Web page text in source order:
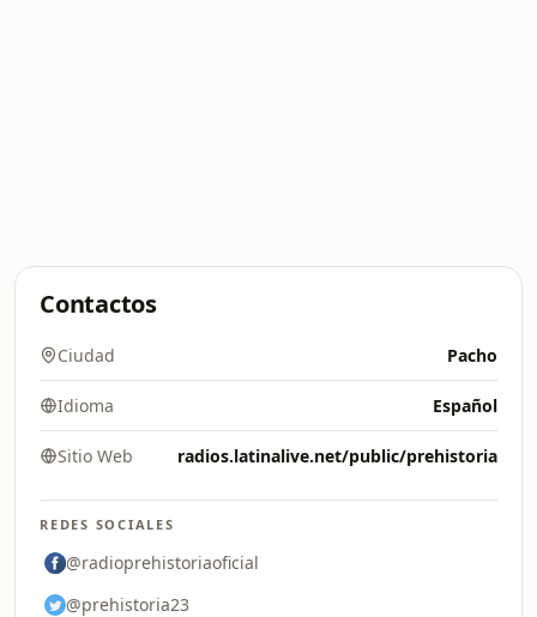
Contactos
Ciudad Pacho
Idioma Español
Sitio Web radios.latinalive.net/public/prehistoria
REDES SOCIALES
@radioprehistoriaoficial
@prehistoria23